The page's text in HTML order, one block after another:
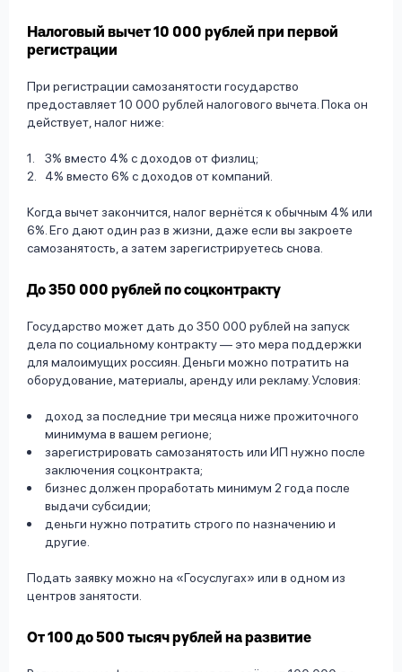
Налоговый вычет 10 000 рублей при первой
регистрации
При регистрации самозанятости государство
предоставляет 10 000 рублей налогового вычета. Пока он
действует, налог ниже:
3% вместо 4% с доходов от физлиц;
4% вместо 6% с доходов от компаний.
Когда вычет закончится, налог вернётся к обычным 4% или
6%. Его дают один раз в жизни, даже если вы закроете
самозанятость, а затем зарегистрируетесь снова.
До 350 000 рублей по соцконтракту
Государство может дать до 350 000 рублей на запуск
дела по социальному контракту — это мера поддержки
для малоимущих россиян. Деньги можно потратить на
оборудование, материалы, аренду или рекламу. Условия:
доход за последние три месяца ниже прожиточного
минимума в вашем регионе;
зарегистрировать самозанятость или ИП нужно после
заключения соцконтракта;
бизнес должен проработать минимум 2 года после
выдачи субсидии;
деньги нужно потратить строго по назначению и
другие.
Подать заявку можно на «Госуслугах» или в одном из
центров занятости.
От 100 до 500 тысяч рублей на развитие